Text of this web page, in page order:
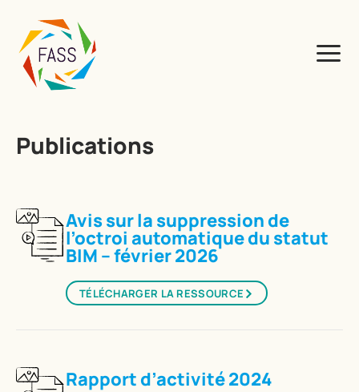
Publications
Avis sur la suppression de
l’octroi automatique du statut
BIM – février 2026
TÉLÉCHARGER LA RESSOURCE
Rapport d’activité 2024